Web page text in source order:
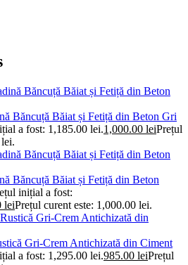
Băncuță Băiat și Fetiță din Beton Gri
a fost: 1,185.00 lei.1,000.00 leiPrețul
Băncuță Băiat și Fetiță din Beton
inițial a fost:
leiPrețul curent este: 1,000.00 lei.
Gri-Crem Antichizată din Ciment
a fost: 1,295.00 lei.985.00 leiPrețul